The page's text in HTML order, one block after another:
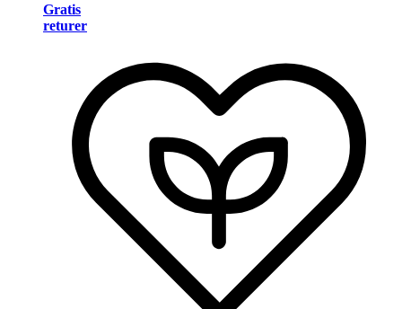
Gratis
returer